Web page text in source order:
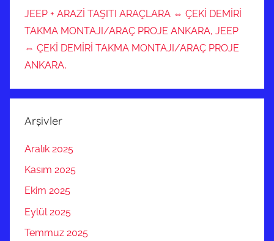
JEEP + ARAZİ TAŞITI ARAÇLARA ⇔ ÇEKİ DEMİRİ
TAKMA MONTAJI/ARAÇ PROJE ANKARA, JEEP
⇔ ÇEKİ DEMİRİ TAKMA MONTAJI/ARAÇ PROJE
ANKARA,
Arşivler
Aralık 2025
Kasım 2025
Ekim 2025
Eylül 2025
Temmuz 2025